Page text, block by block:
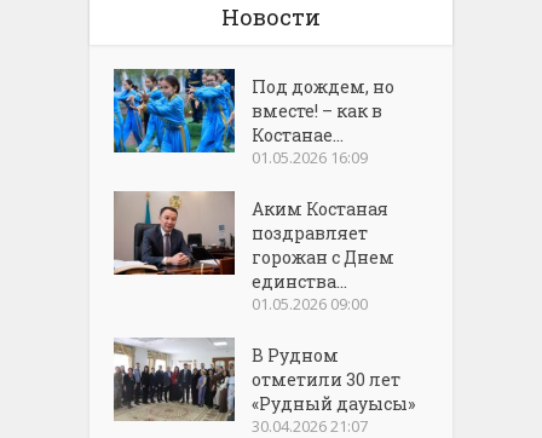
Новости
Под дождем, но
вместе! – как в
Костанае...
01.05.2026 16:09
Аким Костаная
поздравляет
горожан с Днем
единства...
01.05.2026 09:00
В Рудном
отметили 30 лет
«Рудный дауысы»
30.04.2026 21:07